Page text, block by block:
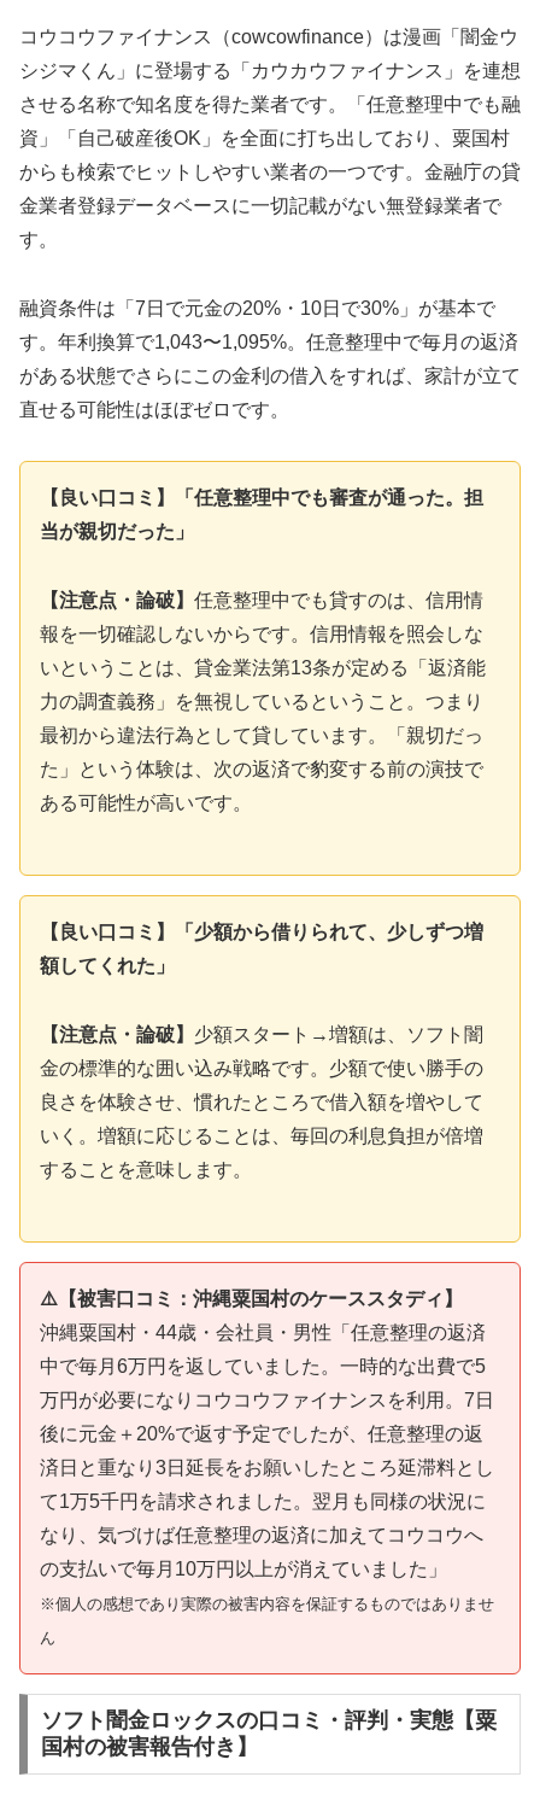
コウコウファイナンス（cowcowfinance）は漫画「闇金ウ
シジマくん」に登場する「カウカウファイナンス」を連想
させる名称で知名度を得た業者です。「任意整理中でも融
資」「自己破産後OK」を全面に打ち出しており、粟国村
からも検索でヒットしやすい業者の一つです。金融庁の貸
金業者登録データベースに一切記載がない無登録業者で
す。
融資条件は「7日で元金の20%・10日で30%」が基本で
す。年利換算で1,043〜1,095%。任意整理中で毎月の返済
がある状態でさらにこの金利の借入をすれば、家計が立て
直せる可能性はほぼゼロです。
【良い口コミ】「任意整理中でも審査が通った。担
当が親切だった」
【注意点・論破】 任意整理中でも貸すのは、信用情
報を一切確認しないからです。信用情報を照会しな
いということは、貸金業法第13条が定める「返済能
力の調査義務」を無視しているということ。つまり
最初から違法行為として貸しています。「親切だっ
た」という体験は、次の返済で豹変する前の演技で
ある可能性が高いです。
【良い口コミ】「少額から借りられて、少しずつ増
額してくれた」
【注意点・論破】 少額スタート→増額は、ソフト闇
金の標準的な囲い込み戦略です。少額で使い勝手の
良さを体験させ、慣れたところで借入額を増やして
いく。増額に応じることは、毎回の利息負担が倍増
することを意味します。
⚠️【被害口コミ：沖縄粟国村のケーススタディ】
沖縄粟国村・44歳・会社員・男性「任意整理の返済
中で毎月6万円を返していました。一時的な出費で5
万円が必要になりコウコウファイナンスを利用。7日
後に元金＋20%で返す予定でしたが、任意整理の返
済日と重なり3日延長をお願いしたところ延滞料とし
て1万5千円を請求されました。翌月も同様の状況に
なり、気づけば任意整理の返済に加えてコウコウへ
の支払いで毎月10万円以上が消えていました」
※個人の感想であり実際の被害内容を保証するものではありませ
ん
ソフト闇金ロックスの口コミ・評判・実態【粟
国村の被害報告付き】